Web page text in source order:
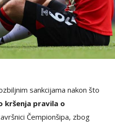
sankcijama nakon što
kršenja pravila o
Čempionšipa, zbog